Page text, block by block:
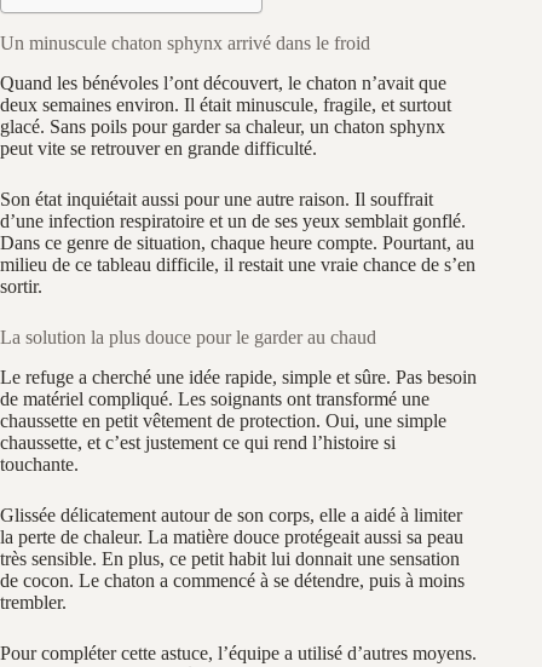
Un minuscule chaton sphynx arrivé dans le froid
Quand les bénévoles l’ont découvert, le chaton n’avait que
deux semaines environ. Il était minuscule, fragile, et surtout
glacé. Sans poils pour garder sa chaleur, un chaton sphynx
peut vite se retrouver en grande difficulté.
Son état inquiétait aussi pour une autre raison. Il souffrait
d’une infection respiratoire et un de ses yeux semblait gonflé.
Dans ce genre de situation, chaque heure compte. Pourtant, au
milieu de ce tableau difficile, il restait une vraie chance de s’en
sortir.
La solution la plus douce pour le garder au chaud
Le refuge a cherché une idée rapide, simple et sûre. Pas besoin
de matériel compliqué. Les soignants ont transformé une
chaussette en petit vêtement de protection. Oui, une simple
chaussette, et c’est justement ce qui rend l’histoire si
touchante.
Glissée délicatement autour de son corps, elle a aidé à limiter
la perte de chaleur. La matière douce protégeait aussi sa peau
très sensible. En plus, ce petit habit lui donnait une sensation
de cocon. Le chaton a commencé à se détendre, puis à moins
trembler.
Pour compléter cette astuce, l’équipe a utilisé d’autres moyens.